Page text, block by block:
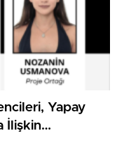
Yapay
İlişkin